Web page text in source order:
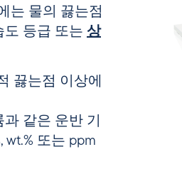
는 물의 끓는점
도 등급 또는 상
끓는점 이상에
같은 운반 기
wt.% 또는 ppm